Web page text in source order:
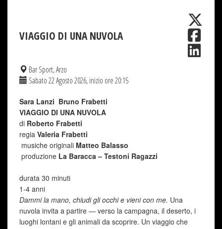
VIAGGIO DI UNA NUVOLA
Bar Sport, Arzo
Sabato 22 Agosto 2026, inizio ore 20:15
Sara Lanzi Bruno Frabetti
VIAGGIO DI UNA NUVOLA
di Roberto Frabetti
regia Valeria Frabetti
musiche originali Matteo Balasso
produzione La Baracca – Testoni Ragazzi
durata 30 minuti
1-4 anni
Dammi la mano, chiudi gli occhi e vieni con me. Una
nuvola invita a partire — verso la campagna, il deserto, i
luoghi lontani e gli animali da scoprire. Un viaggio che